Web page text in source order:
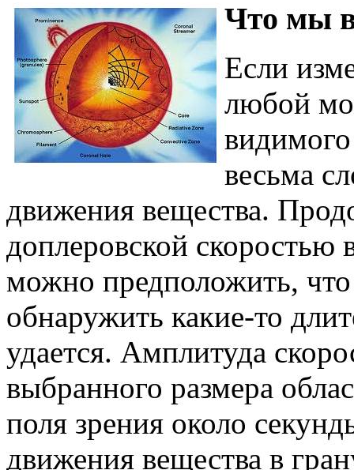
Что мы
Если
любой
весьма
движения вещества.
доплеровской скоростью
можно предположить, что
обнаружить какие-то
удается. Амплитуда
выбранного размера
поля зрения около
движения вещества в